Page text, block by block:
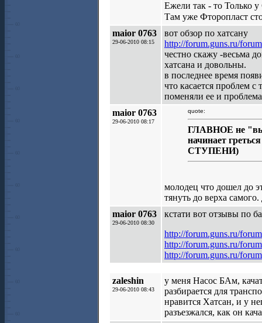
Ежели так - то Только у
Там уже Фторопласт
maior 0763
29-06-2010 08:15
вот обзор по хатсану
http://forum.guns.ru/
честно скажу -весьма
хатсана и довольны.
в последнее время
что касается проблем с
поменяли ее и
maior 0763
29-06-2010 08:17
quote:
ГЛАВНОЕ не
начинает
СТУПЕНИ)
молодец что дошел до
тянуть до верха самого.
maior 0763
29-06-2010 08:30
кстати вот отзывы по
http://forum.guns.ru/
http://forum.guns.ru/
http://forum.guns.ru/
zaleshin
29-06-2010 08:43
у меня Насос БАм,
разбирается для
нравится Хатсан, и у
разъезжался, как он